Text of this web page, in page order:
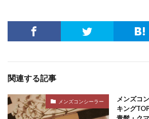
関連する記事
メンズコンシーラー
メンズコ
キング